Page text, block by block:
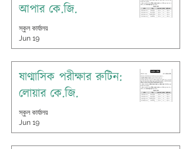
আপার কে.জি.
স্কুল কার্যালয়
Jun 19
ষাণ্মাসিক পরীক্ষার রুটিন:
লোয়ার কে.জি.
স্কুল কার্যালয়
Jun 19